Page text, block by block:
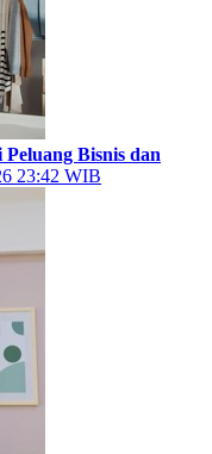
Bisnis dan
23:42 WIB